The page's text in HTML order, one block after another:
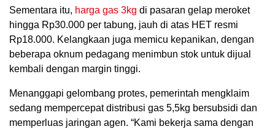
Sementara itu, harga gas 3kg di pasaran gelap meroket
hingga Rp30.000 per tabung, jauh di atas HET resmi
Rp18.000. Kelangkaan juga memicu kepanikan, dengan
beberapa oknum pedagang menimbun stok untuk dijual
kembali dengan margin tinggi.
Menanggapi gelombang protes, pemerintah mengklaim
sedang mempercepat distribusi gas 5,5kg bersubsidi dan
memperluas jaringan agen. “Kami bekerja sama dengan